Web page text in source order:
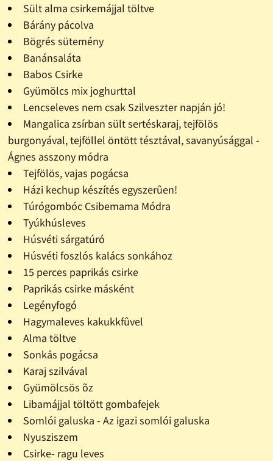
Sült alma csirkemájjal töltve
Bárány pácolva
Bögrés sütemény
Banánsaláta
Babos Csirke
Gyümölcs mix joghurttal
Lencseleves nem csak Szilveszter napján jó!
Mangalica zsírban sült sertéskaraj, tejfölös
burgonyával, tejföllel öntött tésztával, savanyúsággal -
Ágnes asszony módra
Tejfölös, vajas pogácsa
Házi kechup készítés egyszerûen!
Túrógombóc Csibemama Módra
Tyúkhúsleves
Húsvéti sárgatúró
Húsvéti foszlós kalács sonkához
15 perces paprikás csirke
Paprikás csirke másként
Legényfogó
Hagymaleves kakukkfûvel
Alma töltve
Sonkás pogácsa
Karaj szilvával
Gyümölcsös õz
Libamájjal töltött gombafejek
Somlói galuska - Az igazi somlói galuska
Nyusziszem
Csirke- ragu leves